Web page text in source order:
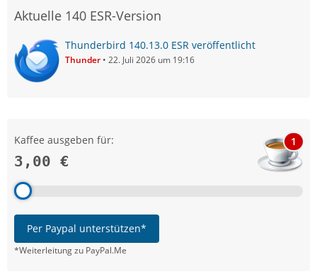
Aktuelle 140 ESR-Version
Thunderbird 140.13.0 ESR veröffentlicht
Thunder 22. Juli 2026 um 19:16
Kaffee ausgeben für:
3,00 €
1
Per Paypal unterstützen*
*Weiterleitung zu PayPal.Me